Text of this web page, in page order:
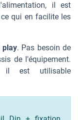
il est
ce qui en facilite les
play. Pas besoin de
de l'équipement.
il est utilisable